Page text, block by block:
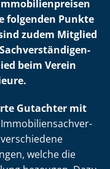
folgenden Punkte
zudem Mitglied
beim Verein
Gutachter mit
welche die